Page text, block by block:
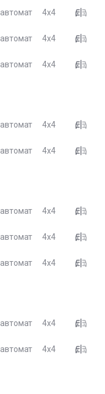
автомат 4x4
автомат 4x4
автомат 4x4
автомат 4x4
автомат 4x4
автомат 4x4
автомат 4x4
автомат 4x4
автомат 4x4
автомат 4x4